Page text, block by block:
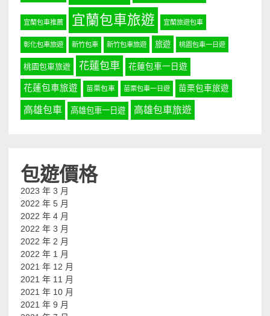
宜蘭包車推薦 宜蘭包車旅遊 宜蘭旅遊包車
彰化包車旅遊 新竹包車 新竹包車旅遊 旅遊 桃園包車一日遊
桃園包車旅遊 花蓮包車 花蓮包車一日遊
花蓮包車旅遊 苗栗包車 苗栗包車一日遊 苗栗包車旅遊
高雄包車 高雄包車一日遊 高雄包車旅遊
包遊價格
2023 年 3 月
2022 年 5 月
2022 年 4 月
2022 年 3 月
2022 年 2 月
2022 年 1 月
2021 年 12 月
2021 年 11 月
2021 年 10 月
2021 年 9 月